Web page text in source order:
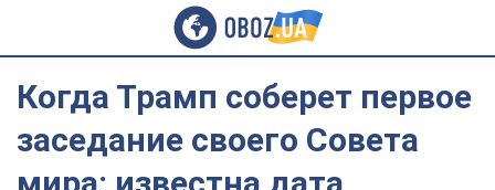
Когда Трамп соберет первое
заседание своего Совета